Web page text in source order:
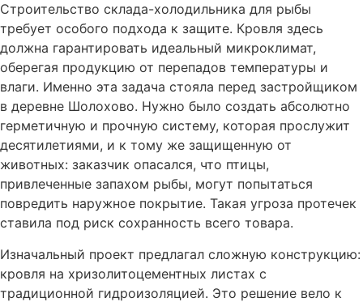
Строительство склада-холодильника для рыбы
требует особого подхода к защите. Кровля здесь
должна гарантировать идеальный микроклимат,
оберегая продукцию от перепадов температуры и
влаги. Именно эта задача стояла перед застройщиком
в деревне Шолохово. Нужно было создать абсолютно
герметичную и прочную систему, которая прослужит
десятилетиями, и к тому же защищенную от
животных: заказчик опасался, что птицы,
привлеченные запахом рыбы, могут попытаться
повредить наружное покрытие. Такая угроза протечек
ставила под риск сохранность всего товара.
Изначальный проект предлагал сложную конструкцию:
кровля на хризолитоцементных листах с
традиционной гидроизоляцией. Это решение вело к